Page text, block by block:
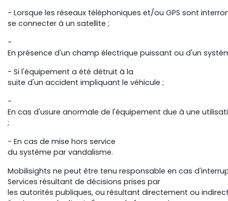
- Lorsque les réseaux téléphoniques et/ou GPS sont
se connecter à un satellite ;
-
En présence d'un champ électrique puissant ou d'un
- Si l'équipement a été détruit à la
suite d'un accident impliquant le véhicule ;
-
En cas d'usure anormale de l'équipement due à une
;
- En cas de mise hors service
du système par vandalisme.
Mobilisights ne peut être tenu responsable en cas
Services résultant de décisions prises par
les autorités publiques, ou résultant directement ou